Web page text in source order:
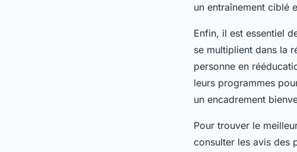
un entraînement ciblé
Enfin, il est essentiel
se multiplient dans la
personne en
leurs programmes
un encadrement
Pour trouver le
consulter les avis des